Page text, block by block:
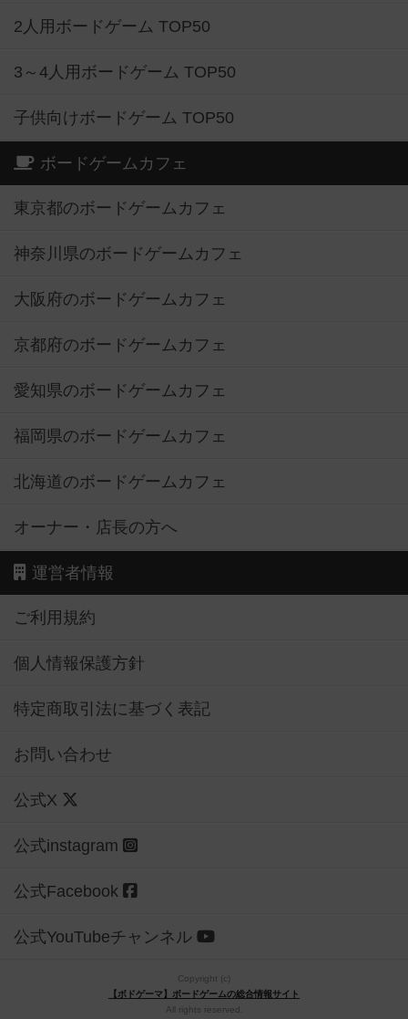
2人用ボードゲーム TOP50
3～4人用ボードゲーム TOP50
子供向けボードゲーム TOP50
ボードゲームカフェ
東京都のボードゲームカフェ
神奈川県のボードゲームカフェ
大阪府のボードゲームカフェ
京都府のボードゲームカフェ
愛知県のボードゲームカフェ
福岡県のボードゲームカフェ
北海道のボードゲームカフェ
オーナー・店長の方へ
運営者情報
ご利用規約
個人情報保護方針
特定商取引法に基づく表記
お問い合わせ
公式X
公式instagram
公式Facebook
公式YouTubeチャンネル
Copyright (c)
【ボドゲーマ】ボードゲームの総合情報サイト
All rights reserved.